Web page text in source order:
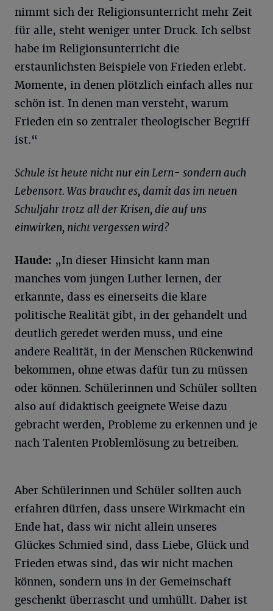
nimmt sich der Religionsunterricht mehr Zeit
für alle, steht weniger unter Druck. Ich selbst
habe im Religionsunterricht die
erstaunlichsten Beispiele von Frieden erlebt.
Momente, in denen plötzlich einfach alles nur
schön ist. In denen man versteht, warum
Frieden ein so zentraler theologischer Begriff
ist.“
Schule ist heute nicht nur ein Lern- sondern auch
Lebensort. Was braucht es, damit das im neuen
Schuljahr trotz all der Krisen, die auf uns
einwirken, nicht vergessen wird?
Haude: „In dieser Hinsicht kann man
manches vom jungen Luther lernen, der
erkannte, dass es einerseits die klare
politische Realität gibt, in der gehandelt und
deutlich geredet werden muss, und eine
andere Realität, in der Menschen Rückenwind
bekommen, ohne etwas dafür tun zu müssen
oder können. Schülerinnen und Schüler sollten
also auf didaktisch geeignete Weise dazu
gebracht werden, Probleme zu erkennen und je
nach Talenten Problemlösung zu betreiben.
Aber Schülerinnen und Schüler sollten auch
erfahren dürfen, dass unsere Wirkmacht ein
Ende hat, dass wir nicht allein unseres
Glückes Schmied sind, dass Liebe, Glück und
Frieden etwas sind, das wir nicht machen
können, sondern uns in der Gemeinschaft
geschenkt überrascht und umhüllt. Daher ist